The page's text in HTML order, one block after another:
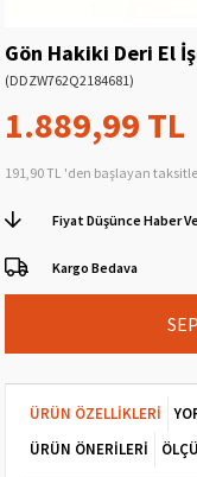
Gön Hakiki Deri El
(DDZW762Q2184681)
1.889,99 TL
191,90 TL 'den başlayan
Fiyat Düşünce Haber
Kargo Bedava
ÜRÜN ÖZELLIKLERI
ÜRÜN ÖNERILERI